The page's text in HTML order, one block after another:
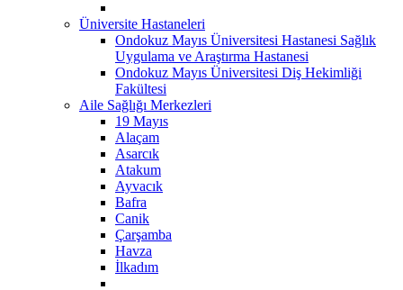
Üniversite Hastaneleri
Ondokuz Mayıs Üniversitesi Hastanesi Sağlık
Uygulama ve Araştırma Hastanesi
Ondokuz Mayıs Üniversitesi Diş Hekimliği
Fakültesi
Aile Sağlığı Merkezleri
19 Mayıs
Alaçam
Asarcık
Atakum
Ayvacık
Bafra
Canik
Çarşamba
Havza
İlkadım